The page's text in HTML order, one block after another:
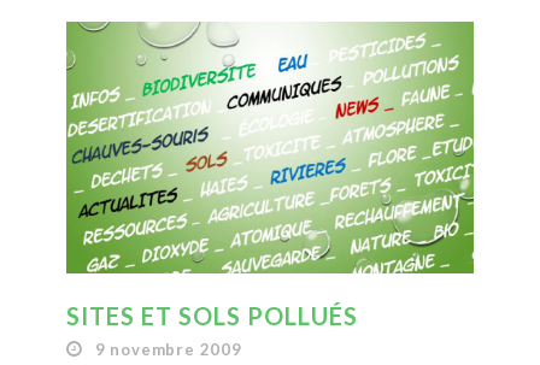
SITES ET SOLS POLLUÉS
9 novembre 2009